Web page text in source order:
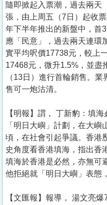
關
於
我
們
隨即掀起入票潮，過去兩天
張，由上周五（7日）起收
年下半年推出的新盤中，首
應「民意」，過去兩天連環
實平均呎價17738元，較上
17468元，微升1.5%，並盡
（13日）進行首輪銷售。
售可一炮沽清。
【明報】謂， 丁新豹：填
「明日大嶼」計劃，在大
頃，在社會引起爭議。香港
史角度看香港填海，指出香
填海於香港是必然，亦無可
他拒絕就「明日大嶼」表態
【文匯報】報導， 湯文亮